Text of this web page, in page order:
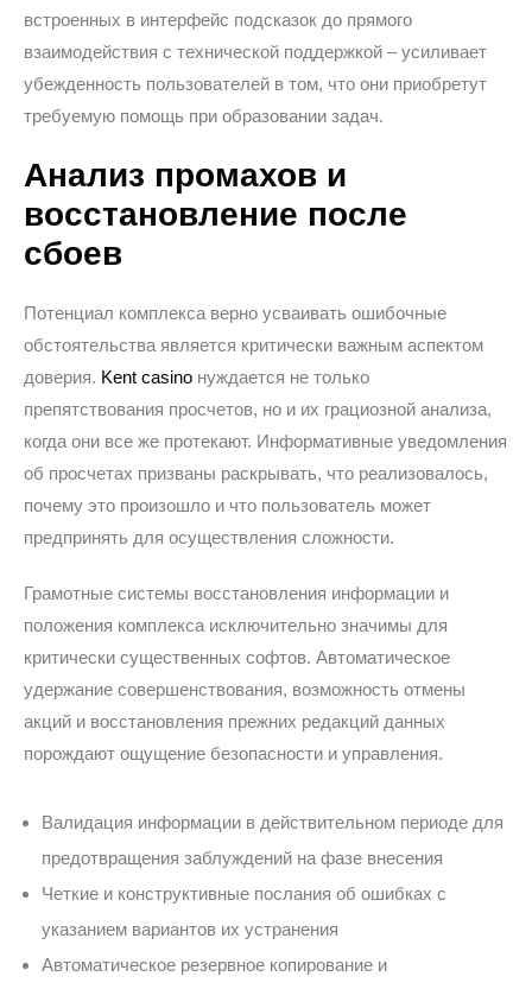
встроенных в интерфейс подсказок до прямого
взаимодействия с технической поддержкой – усиливает
убежденность пользователей в том, что они приобретут
требуемую помощь при образовании задач.
Анализ промахов и
восстановление после
сбоев
Потенциал комплекса верно усваивать ошибочные
обстоятельства является критически важным аспектом
доверия. Kent casino нуждается не только
препятствования просчетов, но и их грациозной анализа,
когда они все же протекают. Информативные уведомления
об просчетах призваны раскрывать, что реализовалось,
почему это произошло и что пользователь может
предпринять для осуществления сложности.
Грамотные системы восстановления информации и
положения комплекса исключительно значимы для
критически существенных софтов. Автоматическое
удержание совершенствования, возможность отмены
акций и восстановления прежних редакций данных
порождают ощущение безопасности и управления.
Валидация информации в действительном периоде для
предотвращения заблуждений на фазе внесения
Четкие и конструктивные послания об ошибках с
указанием вариантов их устранения
Автоматическое резервное копирование и